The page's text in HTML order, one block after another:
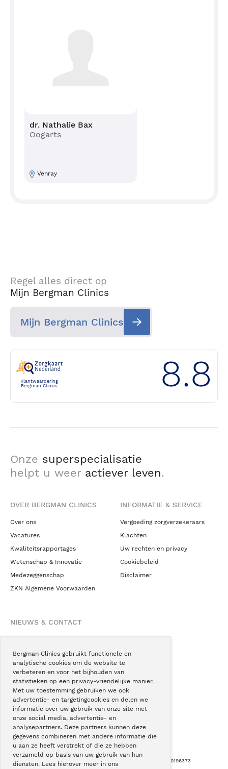
Bergman Clinics gebruikt functionele en
analytische cookies om de website te
verbeteren en voor het bijhouden van
statistieken op een privacy-vriendelijke manier.
Met uw toestemming gebruiken we ook
advertentie- en targetingcookies en delen we
informatie over uw gebruik van onze site met
onze social media, advertentie- en
analysepartners. Deze partners kunnen deze
gegevens combineren met andere informatie die
u aan ze heeft verstrekt of die ze hebben
verzameld op basis van uw gebruik van hun
diensten. Lees hierover meer in ons
dr. Nathalie Bax
Oogarts
Venray
Regel alles direct op
Mijn Bergman Clinics
Mijn Bergman Clinics
Klantwaardering
Bergman Clinics
8.8
Onze superspecialisatie
helpt u weer actiever leven.
OVER BERGMAN CLINICS
Over ons
Vacatures
Kwaliteitsrapportages
Wetenschap & Innovatie
Medezeggenschap
ZKN Algemene Voorwaarden
INFORMATIE & SERVICE
Vergoeding zorgverzekeraars
Klachten
Uw rechten en privacy
Cookiebeleid
Disclaimer
NIEUWS & CONTACT
Blogs
Podcast
Pressroom
Instagram
Facebook
LinkedIn
Copyright © Bergman Clinics 2026 KVK nummer: 30196373